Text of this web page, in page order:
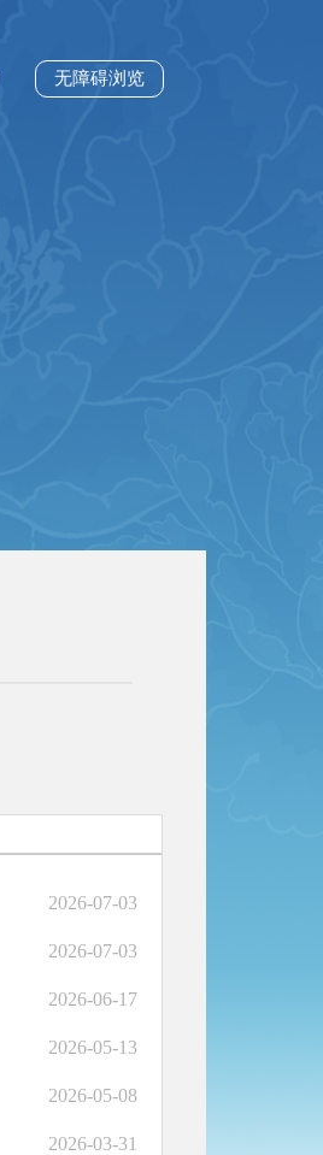
无障碍浏览
2026-07-03
2026-07-03
2026-06-17
2026-05-13
2026-05-08
2026-03-31